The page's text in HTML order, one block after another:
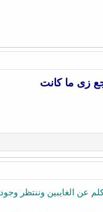
زى ما كانت
عن الغايبين وننتظر